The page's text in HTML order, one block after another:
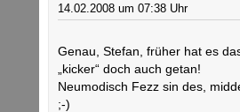
14.02.2008 um 07:38 Uhr
Genau, Stefan, früher hat es
„kicker“ doch auch getan!
Neumodisch Fezz sin des,
;-)